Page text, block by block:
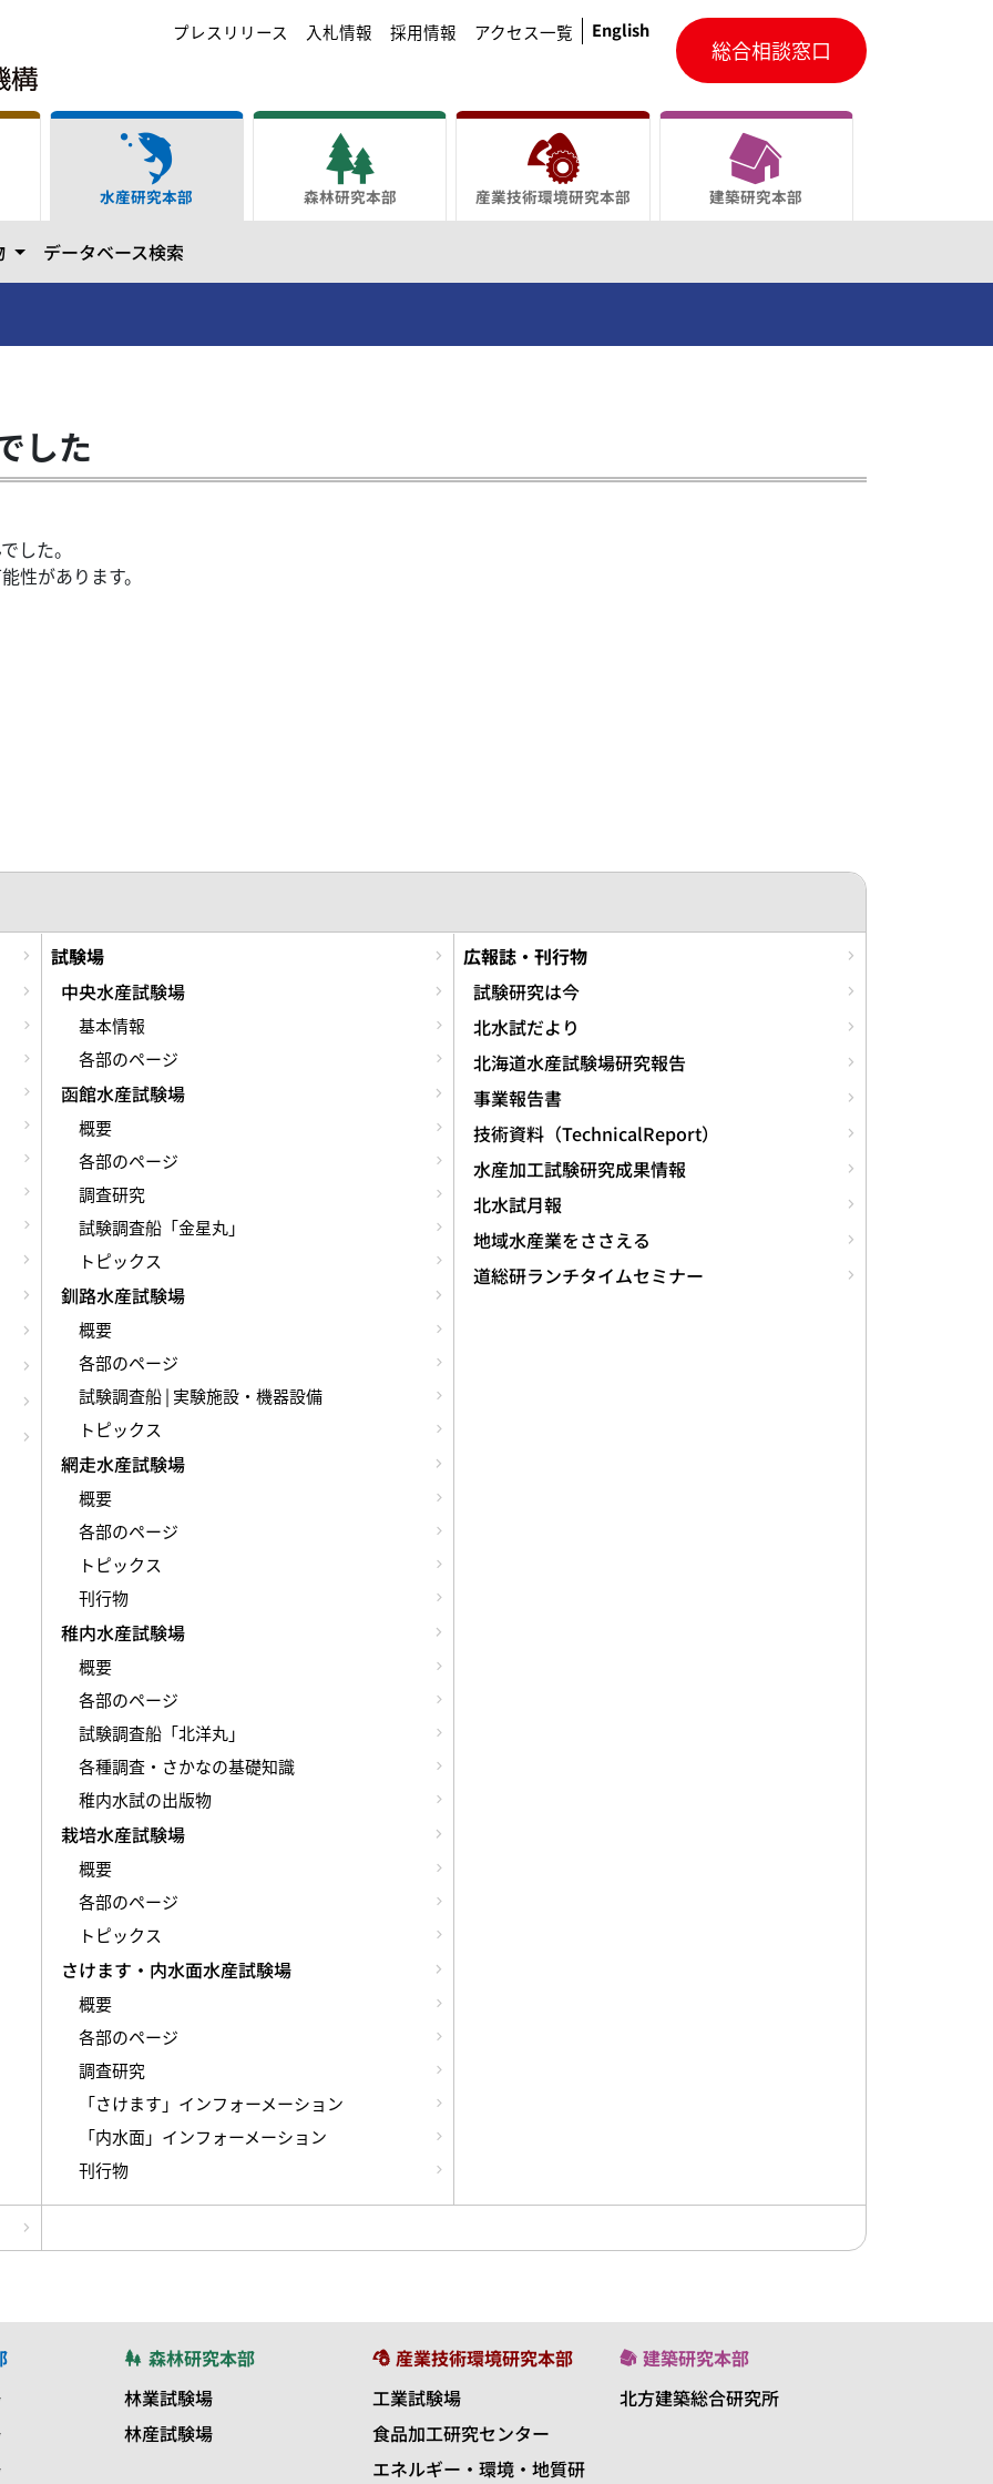
プレスリリース 入札情報 採用情報 アクセス一覧 English
総合相談窓口
水産研究本部
すカテゴリーを開きます
データベース検索
森林研究本部 産業技術環境研究本部 建築研究本部
した
した。
性があります。
試験場
中央水産試験場
基本情報
各部のページ
函館水産試験場
概要
各部のページ
調査研究
試験調査船「金星丸」
トピックス
釧路水産試験場
概要
各部のページ
試験調査船 | 実験施設・機器設備
トピックス
網走水産試験場
概要
各部のページ
トピックス
刊行物
稚内水産試験場
概要
各部のページ
試験調査船「北洋丸」
各種調査・さかなの基礎知識
稚内水試の出版物
栽培水産試験場
概要
各部のページ
トピックス
さけます・内水面水産試験場
概要
各部のページ
調査研究
「さけます」インフォーメーション
「内水面」インフォーメーション
刊行物
広報誌・刊行物
試験研究は今
北水試だより
北海道水産試験場研究報告
事業報告書
技術資料（TechnicalReport）
水産加工試験研究成果情報
北水試月報
地域水産業をささえる
道総研ランチタイムセミナー
森林研究本部
林業試験場
林産試験場
産業技術環境研究本部
工業試験場
食品加工研究センター
エネルギー・環境・地質研
建築研究本部
北方建築総合研究所